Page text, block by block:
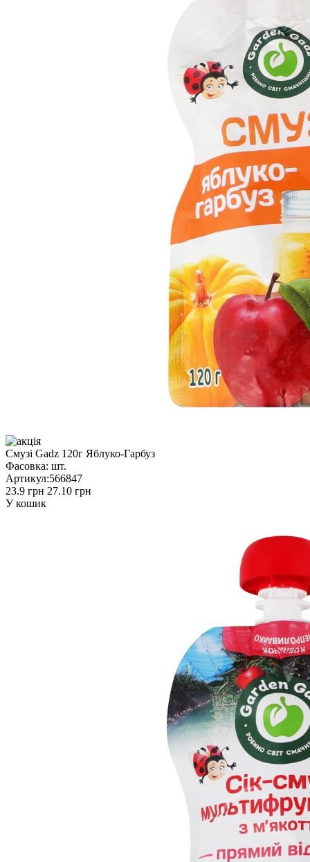
Смузі Gadz 120г Яблуко-Гарбуз
Фасовка: шт.
Артикул:566847
23.9 грн 27.10 грн
У кошик